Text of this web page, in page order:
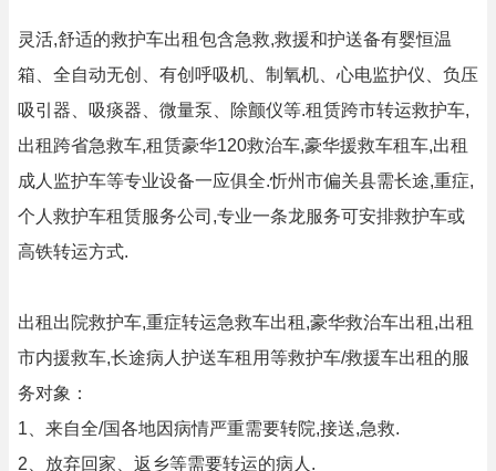
灵活,舒适的救护车出租包含急救,救援和护送备有婴恒温
箱、全自动无创、有创呼吸机、制氧机、心电监护仪、负压
吸引器、吸痰器、微量泵、除颤仪等.租赁跨市转运救护车,
出租跨省急救车,租赁豪华120救治车,豪华援救车租车,出租
成人监护车等专业设备一应俱全.忻州市偏关县需长途,重症,
个人救护车租赁服务公司,专业一条龙服务可安排救护车或
高铁转运方式.
出租出院救护车,重症转运急救车出租,豪华救治车出租,出租
市内援救车,长途病人护送车租用等救护车/救援车出租的服
务对象：
1、来自全/国各地因病情严重需要转院,接送,急救.
2、放弃回家、返乡等需要转运的病人.